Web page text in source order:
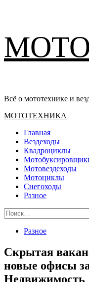
содержимому
Всё о мототехнике и
Основное
МОТОТЕХНИКА
Главная
Вездеходы
Квадроциклы
Мотовездеходы
Мотоциклы
Снегоходы
Разное
Найти:
Разное
Скрытая
новые офисы
Недвижимость